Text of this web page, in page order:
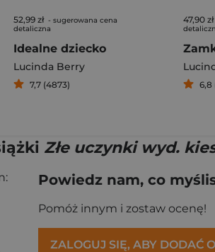
52,99 zł - sugerowana cena
detaliczna
Idealne dziecko
Lucinda Berry
7,7 (4873)
47,90 zł
6,8
Złe uczynki wyd.
Powiedz nam, co
Pomóż innym i zostaw ocenę!
ZALOGUJ SIĘ, ABY DODAĆ